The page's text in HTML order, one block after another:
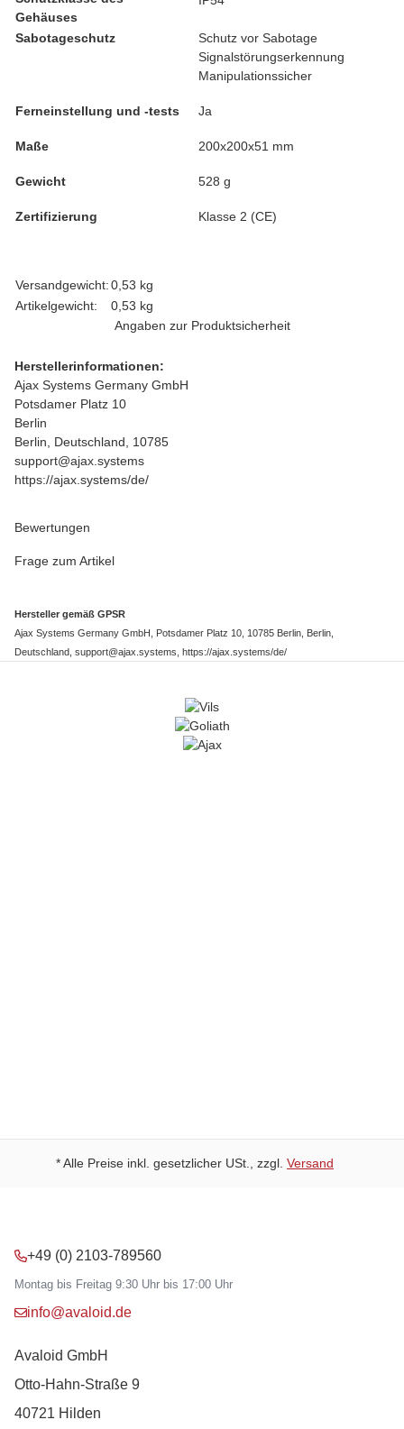
Gehäuses
Sabotageschutz
Schutz vor Sabotage
Signalstörungserkennung
Manipulationssicher
Ferneinstellung und -tests Ja
Maße 200x200x51 mm
Gewicht 528 g
Zertifizierung Klasse 2 (CE)
Produkteigenschaft
Wert
Versandgewicht:0,53 kg
Artikelgewicht:
0,53 kg
Angaben zur Produktsicherheit
Herstellerinformationen:
Ajax Systems Germany GmbH
Potsdamer Platz 10
Berlin
Berlin, Deutschland, 10785
support@ajax.systems
https://ajax.systems/de/
Bewertungen
Frage zum Artikel
Hersteller gemäß GPSR
Ajax Systems Germany GmbH, Potsdamer Platz 10, 10785 Berlin, Berlin,
Deutschland, support@ajax.systems, https://ajax.systems/de/
* Alle Preise inkl. gesetzlicher USt., zzgl. Versand
+49 (0) 2103-789560
Montag bis Freitag 9:30 Uhr bis 17:00 Uhr
info@avaloid.de
Avaloid GmbH
Otto-Hahn-Straße 9
40721 Hilden